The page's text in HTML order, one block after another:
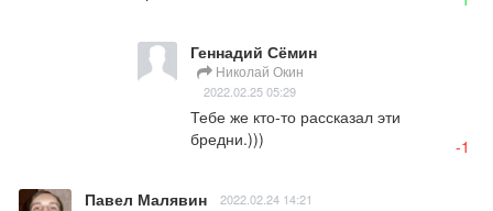
Геннадий Сёмин
Николай Окин
2022.02.25 05:29
Тебе же кто-то рассказал эти
бредни.)))
-1
Павел Малявин 2022.02.24 14:21